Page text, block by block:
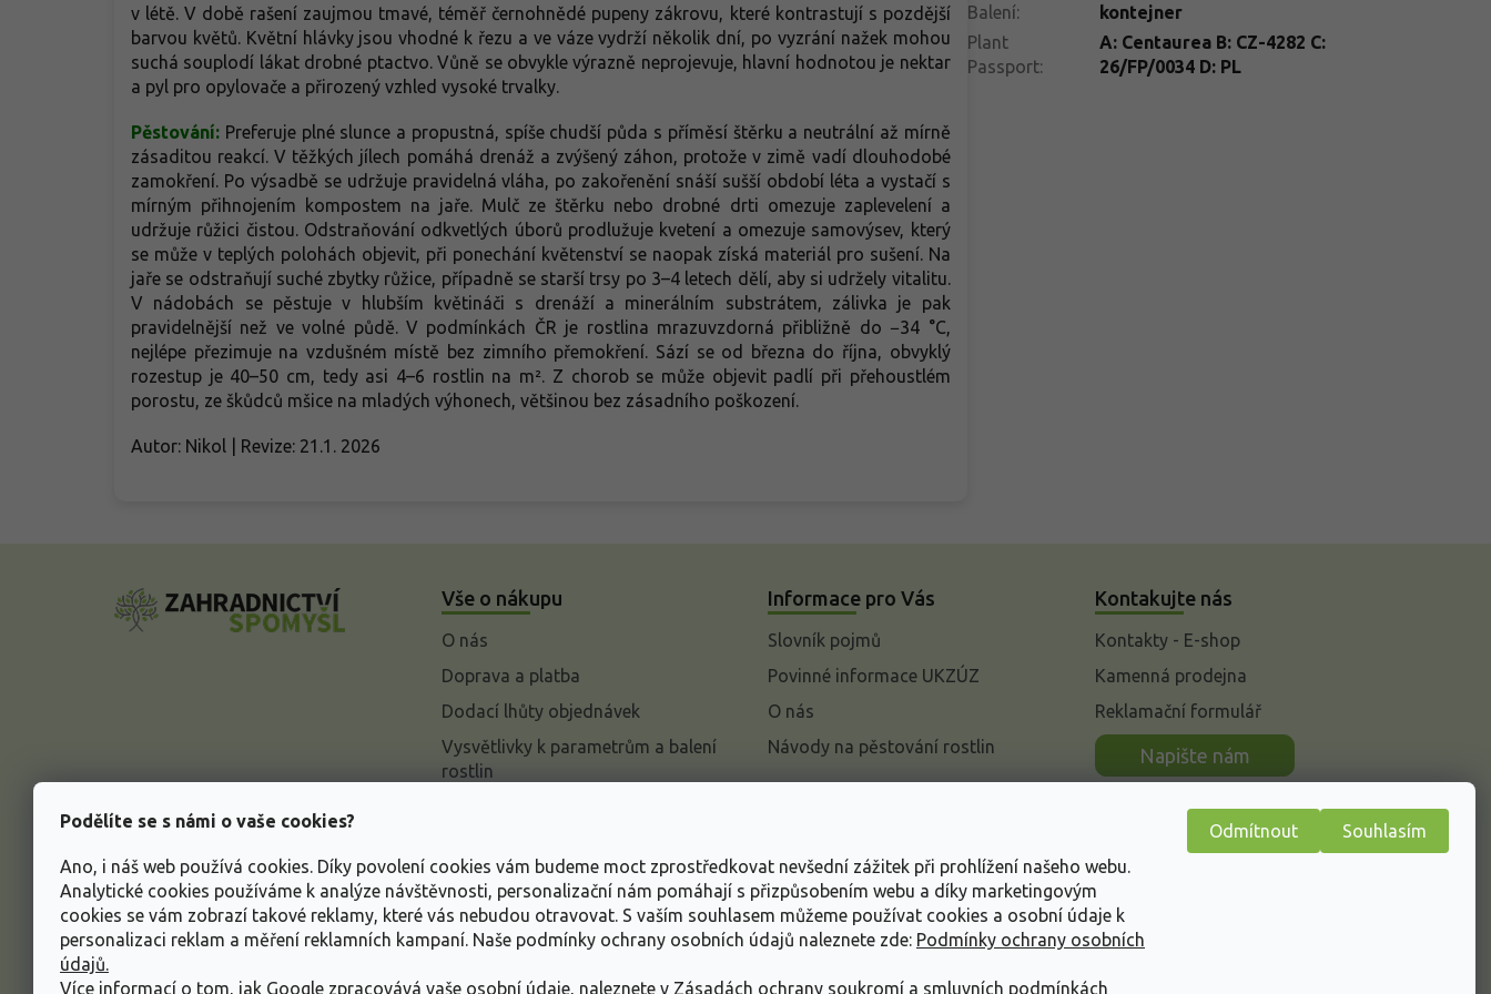
Podělíte se s námi o vaše cookies?
Ano, i náš web používá cookies. Díky povolení cookies vám budeme moct zprostředkovat nevšední zážitek při prohlížení našeho webu.
Analytické cookies používáme k analýze návštěvnosti, personalizační nám pomáhají s přizpůsobením webu a díky marketingovým
cookies se vám zobrazí takové reklamy, které vás nebudou otravovat. S vaším souhlasem můžeme používat cookies a osobní údaje k
personalizaci reklam a měření reklamních kampaní. Naše podmínky ochrany osobních údajů naleznete zde: Podmínky ochrany osobních
údajů.
Více informací o tom, jak Google zpracovává vaše osobní údaje, naleznete v Zásadách ochrany soukromí a smluvních podmínkách
Odmítnout Souhlasím
v létě. V době rašení zaujmou tmavé, téměř černohnědé pupeny zákrovu, které kontrastují s pozdější
barvou květů. Květní hlávky jsou vhodné k řezu a ve váze vydrží několik dní, po vyzrání nažek mohou
suchá souplodí lákat drobné ptactvo. Vůně se obvykle výrazně neprojevuje, hlavní hodnotou je nektar
a pyl pro opylovače a přirozený vzhled vysoké trvalky.
Pěstování: Preferuje plné slunce a propustná, spíše chudší půda s příměsí štěrku a neutrální až mírně
zásaditou reakcí. V těžkých jílech pomáhá drenáž a zvýšený záhon, protože v zimě vadí dlouhodobé
zamokření. Po výsadbě se udržuje pravidelná vláha, po zakořenění snáší sušší období léta a vystačí s
mírným přihnojením kompostem na jaře. Mulč ze štěrku nebo drobné drti omezuje zaplevelení a
udržuje růžici čistou. Odstraňování odkvetlých úborů prodlužuje kvetení a omezuje samovýsev, který
se může v teplých polohách objevit, při ponechání květenství se naopak získá materiál pro sušení. Na
jaře se odstraňují suché zbytky růžice, případně se starší trsy po 3–4 letech dělí, aby si udržely vitalitu.
V nádobách se pěstuje v hlubším květináči s drenáží a minerálním substrátem, zálivka je pak
pravidelnější než ve volné půdě. V podmínkách ČR je rostlina mrazuvzdorná přibližně do −34 °C,
nejlépe přezimuje na vzdušném místě bez zimního přemokření. Sází se od března do října, obvyklý
rozestup je 40–50 cm, tedy asi 4–6 rostlin na m². Z chorob se může objevit padlí při přehoustlém
porostu, ze škůdců mšice na mladých výhonech, většinou bez zásadního poškození.
Autor: Nikol | Revize: 21.1. 2026
Balení:
kontejner
Plant
Passport:
A: Centaurea B: CZ-4282 C:
26/FP/0034 D: PL
Vše o nákupu
O nás
Doprava a platba
Dodací lhůty objednávek
Vysvětlivky k parametrům a balení
rostlin
Informace o ochraně osobních
údajů
Obchodní podmínky
Informace pro Vás
Slovník pojmů
Povinné informace UKZÚZ
O nás
Návody na pěstování rostlin
Kontakujte nás
Kontakty - E-shop
Kamenná prodejna
Reklamační formulář
Napište nám